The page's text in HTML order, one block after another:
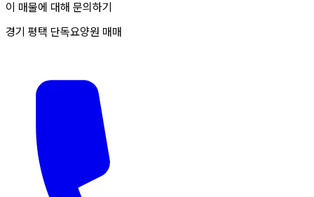
이 매물에 대해 문의하기
경기 평택 단독요양원 매매